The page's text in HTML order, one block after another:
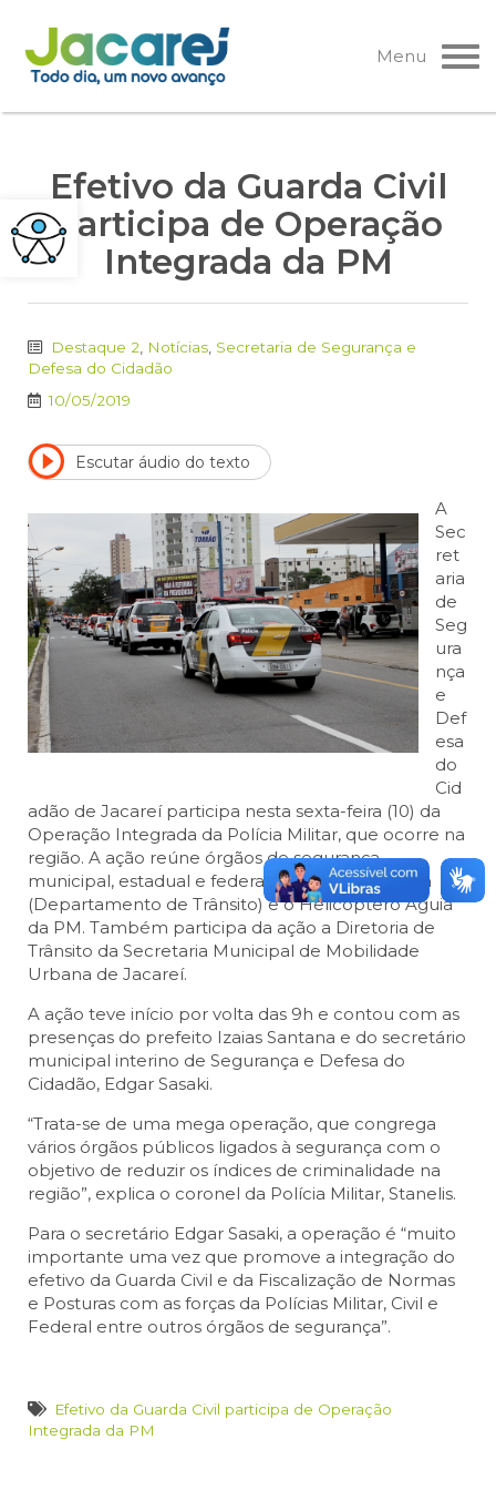
Pular
para
o
Menu
Efetivo da Guarda Civil
participa de Operação
Integrada da PM
Destaque 2 Notícias Secretaria de Segurança e
Defesa do Cidadão
10/05/2019
Escutar áudio do texto
A
Sec
ret
aria
de
Seg
ura
nça
e
Def
esa
do
Cid
adão de Jacareí participa nesta sexta-feira (10) da
Operação Integrada da Polícia Militar, que ocorre na
região. A ação reúne órgãos de segurança
municipal, estadual e federal, incluindo o Detran
(Departamento de Trânsito) e o Helicóptero Águia
da PM. Também participa da ação a Diretoria de
Trânsito da Secretaria Municipal de Mobilidade
Urbana de Jacareí.
A ação teve início por volta das 9h e contou com as
presenças do prefeito Izaias Santana e do secretário
municipal interino de Segurança e Defesa do
Cidadão, Edgar Sasaki.
“Trata-se de uma mega operação, que congrega
vários órgãos públicos ligados à segurança com o
objetivo de reduzir os índices de criminalidade na
região”, explica o coronel da Polícia Militar, Stanelis.
Para o secretário Edgar Sasaki, a operação é “muito
importante uma vez que promove a integração do
efetivo da Guarda Civil e da Fiscalização de Normas
e Posturas com as forças da Polícias Militar, Civil e
Federal entre outros órgãos de segurança”.
Efetivo da Guarda Civil participa de Operação
Integrada da PM